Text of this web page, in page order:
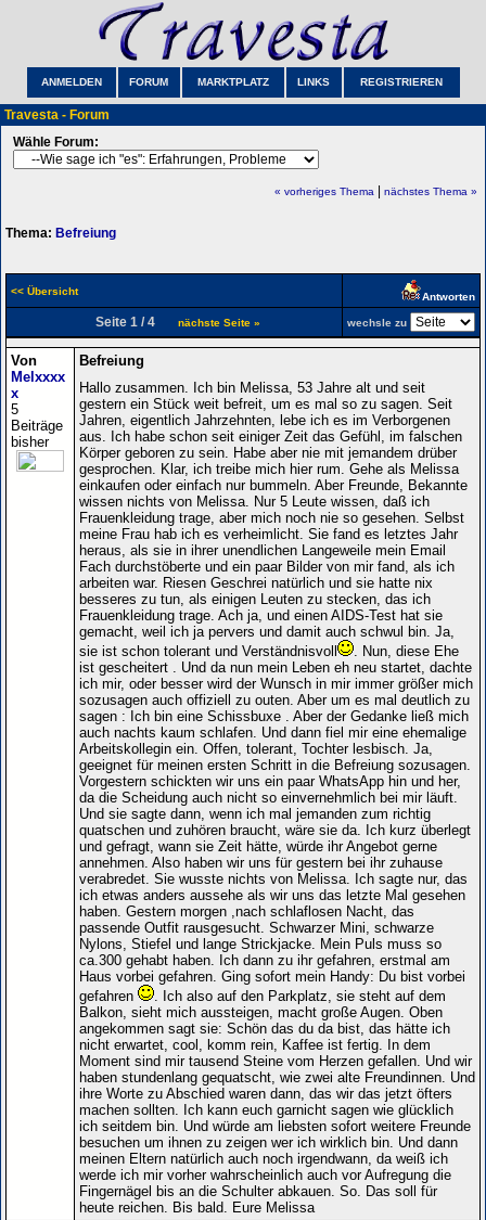
ANMELDEN FORUM MARKTPLATZ LINKS REGISTRIEREN
Travesta - Forum
Wähle Forum:
« vorheriges Thema nächstes Thema »
Thema: Befreiung
<< Übersicht Antworten
Seite 1 / 4 nächste Seite » wechsle zu
Von
Melxxxx
x
5
Beiträge
bisher
Befreiung
Hallo zusammen. Ich bin Melissa, 53 Jahre alt und seit
gestern ein Stück weit befreit, um es mal so zu sagen. Seit
Jahren, eigentlich Jahrzehnten, lebe ich es im Verborgenen
aus. Ich habe schon seit einiger Zeit das Gefühl, im falschen
Körper geboren zu sein. Habe aber nie mit jemandem drüber
gesprochen. Klar, ich treibe mich hier rum. Gehe als Melissa
einkaufen oder einfach nur bummeln. Aber Freunde, Bekannte
wissen nichts von Melissa. Nur 5 Leute wissen, daß ich
Frauenkleidung trage, aber mich noch nie so gesehen. Selbst
meine Frau hab ich es verheimlicht. Sie fand es letztes Jahr
heraus, als sie in ihrer unendlichen Langeweile mein Email
Fach durchstöberte und ein paar Bilder von mir fand, als ich
arbeiten war. Riesen Geschrei natürlich und sie hatte nix
besseres zu tun, als einigen Leuten zu stecken, das ich
Frauenkleidung trage. Ach ja, und einen AIDS-Test hat sie
gemacht, weil ich ja pervers und damit auch schwul bin. Ja,
sie ist schon tolerant und Verständnisvoll
. Nun, diese Ehe
ist gescheitert . Und da nun mein Leben eh neu startet, dachte
ich mir, oder besser wird der Wunsch in mir immer größer mich
sozusagen auch offiziell zu outen. Aber um es mal deutlich zu
sagen : Ich bin eine Schissbuxe . Aber der Gedanke ließ mich
auch nachts kaum schlafen. Und dann fiel mir eine ehemalige
Arbeitskollegin ein. Offen, tolerant, Tochter lesbisch. Ja,
geeignet für meinen ersten Schritt in die Befreiung sozusagen.
Vorgestern schickten wir uns ein paar WhatsApp hin und her,
da die Scheidung auch nicht so einvernehmlich bei mir läuft.
Und sie sagte dann, wenn ich mal jemanden zum richtig
quatschen und zuhören braucht, wäre sie da. Ich kurz überlegt
und gefragt, wann sie Zeit hätte, würde ihr Angebot gerne
annehmen. Also haben wir uns für gestern bei ihr zuhause
verabredet. Sie wusste nichts von Melissa. Ich sagte nur, das
ich etwas anders aussehe als wir uns das letzte Mal gesehen
haben. Gestern morgen ,nach schlaflosen Nacht, das
passende Outfit rausgesucht. Schwarzer Mini, schwarze
Nylons, Stiefel und lange Strickjacke. Mein Puls muss so
ca.300 gehabt haben. Ich dann zu ihr gefahren, erstmal am
Haus vorbei gefahren. Ging sofort mein Handy: Du bist vorbei
gefahren
. Ich also auf den Parkplatz, sie steht auf dem
Balkon, sieht mich aussteigen, macht große Augen. Oben
angekommen sagt sie: Schön das du da bist, das hätte ich
nicht erwartet, cool, komm rein, Kaffee ist fertig. In dem
Moment sind mir tausend Steine vom Herzen gefallen. Und wir
haben stundenlang gequatscht, wie zwei alte Freundinnen. Und
ihre Worte zu Abschied waren dann, das wir das jetzt öfters
machen sollten. Ich kann euch garnicht sagen wie glücklich
ich seitdem bin. Und würde am liebsten sofort weitere Freunde
besuchen um ihnen zu zeigen wer ich wirklich bin. Und dann
meinen Eltern natürlich auch noch irgendwann, da weiß ich
werde ich mir vorher wahrscheinlich auch vor Aufregung die
Fingernägel bis an die Schulter abkauen. So. Das soll für
heute reichen. Bis bald. Eure Melissa